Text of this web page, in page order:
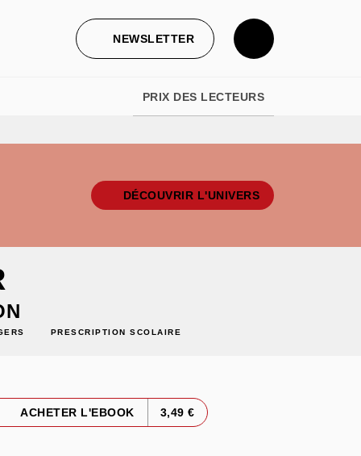
NEWSLETTER
PRIX DES LECTEURS
DÉCOUVRIR L'UNIVERS
PRESCRIPTION SCOLAIRE
ACHETER L'EBOOK 3,49 €